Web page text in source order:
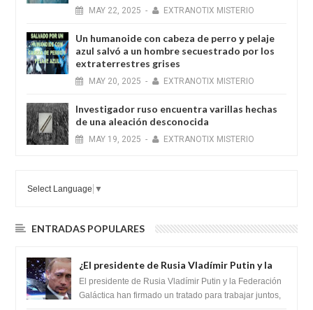
MAY 22, 2025 - EXTRANOTIX MISTERIO
Un humanoide con cabeza de perro у pelaje
azul salvó a un hombre secuestrado por los
extraterrestres grises
MAY 20, 2025 - EXTRANOTIX MISTERIO
Investigador ruso encuentra varillas hechas
de una aleación desconocida
MAY 19, 2025 - EXTRANOTIX MISTERIO
Select Language ▼
ENTRADAS POPULARES
¿El presidente de Rusia Vladímir Putin y la
Federación Galactica han firmado un
tratado para acabar con los Sionistas?
El presidente de Rusia Vladímir Putin y la Federación
Galáctica han firmado un tratado para trabajar juntos,